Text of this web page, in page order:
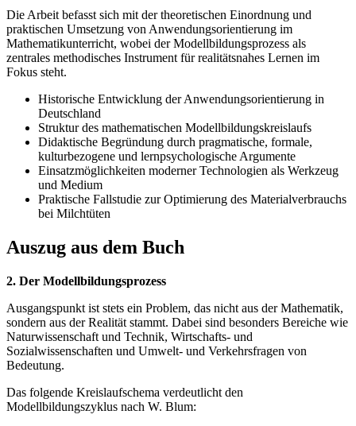
Die Arbeit befasst sich mit der theoretischen Einordnung und
praktischen Umsetzung von Anwendungsorientierung im
Mathematikunterricht, wobei der Modellbildungsprozess als
zentrales methodisches Instrument für realitätsnahes Lernen im
Fokus steht.
Historische Entwicklung der Anwendungsorientierung in
Deutschland
Struktur des mathematischen Modellbildungskreislaufs
Didaktische Begründung durch pragmatische, formale,
kulturbezogene und lernpsychologische Argumente
Einsatzmöglichkeiten moderner Technologien als Werkzeug
und Medium
Praktische Fallstudie zur Optimierung des Materialverbrauchs
bei Milchtüten
Auszug aus dem Buch
2. Der Modellbildungsprozess
Ausgangspunkt ist stets ein Problem, das nicht aus der Mathematik,
sondern aus der Realität stammt. Dabei sind besonders Bereiche wie
Naturwissenschaft und Technik, Wirtschafts- und
Sozialwissenschaften und Umwelt- und Verkehrsfragen von
Bedeutung.
Das folgende Kreislaufschema verdeutlicht den
Modellbildungszyklus nach W. Blum: